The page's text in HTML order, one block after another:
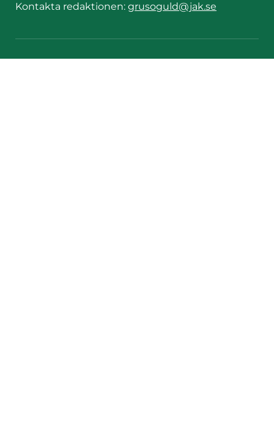
Kontakta redaktionen: grusoguld@jak.se